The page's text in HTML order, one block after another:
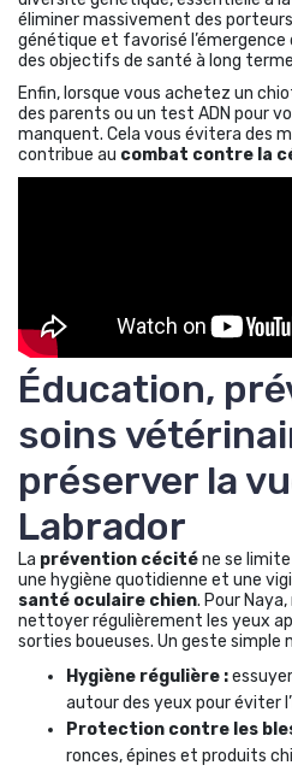
éliminer massivement des
génétique et favorisé l’émergence
des objectifs de santé à long
Enfin, lorsque vous achetez un
des parents ou un test ADN pour
manquent. Cela vous évitera des
contribue au combat contre la
Éducation,
soins
préserver la
Labrador
La prévention céciténe se
une hygiène quotidienne et une
santé oculaire chien. Pour
nettoyer régulièrement les yeux
sorties boueuses. Un geste
Hygiène régulière :
autour des yeux pour éviter
Protection contre les
ronces, épines et produits